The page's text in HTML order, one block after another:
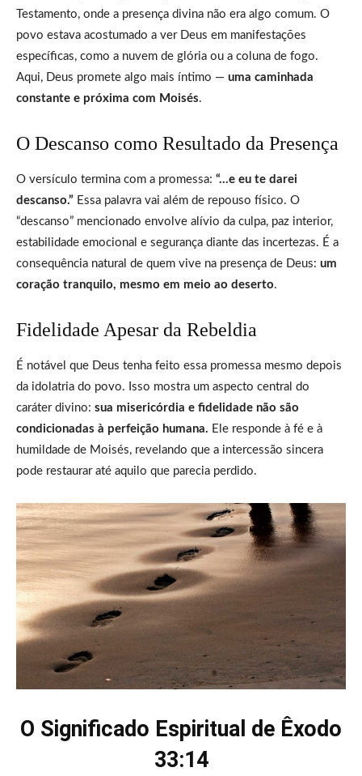
Testamento, onde a presença divina não era algo comum. O
povo estava acostumado a ver Deus em manifestações
específicas, como a nuvem de glória ou a coluna de fogo.
Aqui, Deus promete algo mais íntimo — uma caminhada
constante e próxima com Moisés.
O Descanso como Resultado da Presença
O versículo termina com a promessa: “…e eu te darei
descanso.” Essa palavra vai além de repouso físico. O
“descanso” mencionado envolve alívio da culpa, paz interior,
estabilidade emocional e segurança diante das incertezas. É a
consequência natural de quem vive na presença de Deus: um
coração tranquilo, mesmo em meio ao deserto.
Fidelidade Apesar da Rebeldia
É notável que Deus tenha feito essa promessa mesmo depois
da idolatria do povo. Isso mostra um aspecto central do
caráter divino: sua misericórdia e fidelidade não são
condicionadas à perfeição humana. Ele responde à fé e à
humildade de Moisés, revelando que a intercessão sincera
pode restaurar até aquilo que parecia perdido.
O Significado Espiritual de Êxodo
33:14